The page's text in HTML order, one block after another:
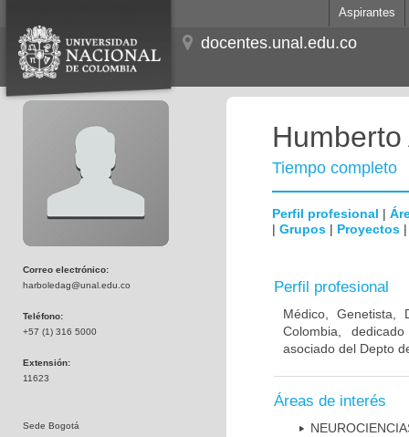
Aspirantes
docentes.unal.edu.co
Correo electrónico:
harboledag@unal.edu.co
Teléfono:
+57 (1) 316 5000
Extensión:
11623
Sede Bogotá
Tiempo completo
Perfil profesional |
| Grupos | Proyectos
Perfil profesional
Médico, Genetista,
Colombia,
asociado del Depto
Áreas de interés